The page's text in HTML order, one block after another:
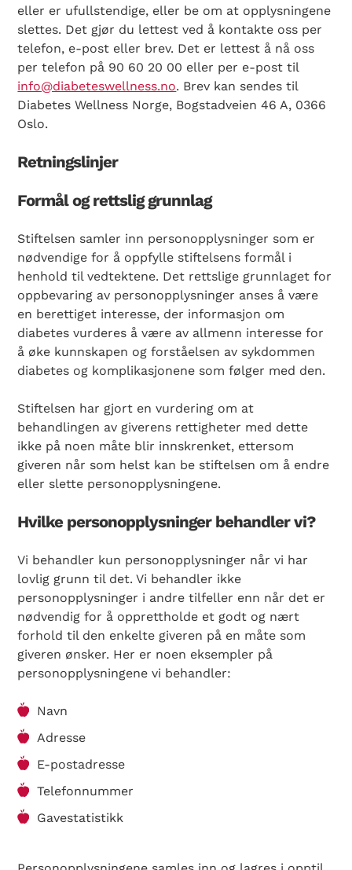
eller er ufullstendige, eller be om at opplysningene
slettes. Det gjør du lettest ved å kontakte oss per
telefon, e-post eller brev. Det er lettest å nå oss
per telefon på 90 60 20 00 eller per e-post til
info@diabeteswellness.no. Brev kan sendes til
Diabetes Wellness Norge, Bogstadveien 46 A, 0366
Oslo.
Retningslinjer
Formål og rettslig grunnlag
Stiftelsen samler inn personopplysninger som er
nødvendige for å oppfylle stiftelsens formål i
henhold til vedtektene. Det rettslige grunnlaget for
oppbevaring av personopplysninger anses å være
en berettiget interesse, der informasjon om
diabetes vurderes å være av allmenn interesse for
å øke kunnskapen og forståelsen av sykdommen
diabetes og komplikasjonene som følger med den.
Stiftelsen har gjort en vurdering om at
behandlingen av giverens rettigheter med dette
ikke på noen måte blir innskrenket, ettersom
giveren når som helst kan be stiftelsen om å endre
eller slette personopplysningene.
Hvilke personopplysninger behandler vi?
Vi behandler kun personopplysninger når vi har
lovlig grunn til det. Vi behandler ikke
personopplysninger i andre tilfeller enn når det er
nødvendig for å opprettholde et godt og nært
forhold til den enkelte giveren på en måte som
giveren ønsker. Her er noen eksempler på
personopplysningene vi behandler:
Navn
Adresse
E-postadresse
Telefonnummer
Gavestatistikk